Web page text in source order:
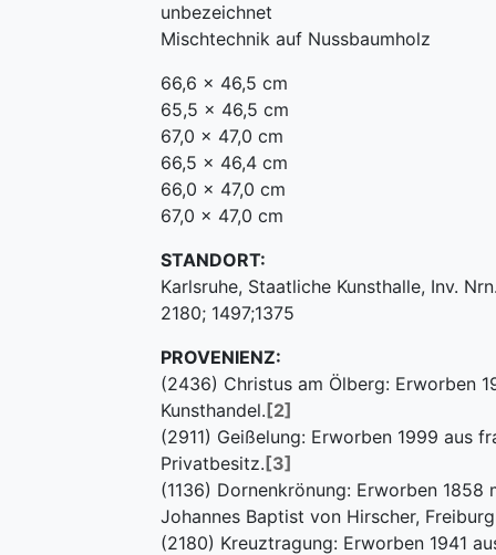
unbezeichnet
Mischtechnik auf Nussbaumholz
66,6 x 46,5 cm
65,5 x 46,5 cm
67,0 x 47,0 cm
66,5 x 46,4 cm
66,0 x 47,0 cm
67,0 x 47,0 cm
STANDORT:
Karlsruhe, Staatliche Kunsthalle, Inv.
2180; 1497;1375
PROVENIENZ:
(2436) Christus am Ölberg: Erworben
Kunsthandel. [2]
(2911) Geißelung: Erworben 1999 aus
Privatbesitz. [3]
(1136) Dornenkrönung: Erworben 1858
Johannes Baptist von Hirscher,
(2180) Kreuztragung: Erworben 1941